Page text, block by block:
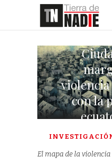
violencia
con la
El mapa de la